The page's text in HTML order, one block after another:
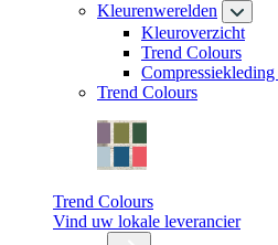
Kleurenwerelden
Kleuroverzicht
Trend Colours
Trend Colours
Trend Colours
Vind uw lokale leverancier